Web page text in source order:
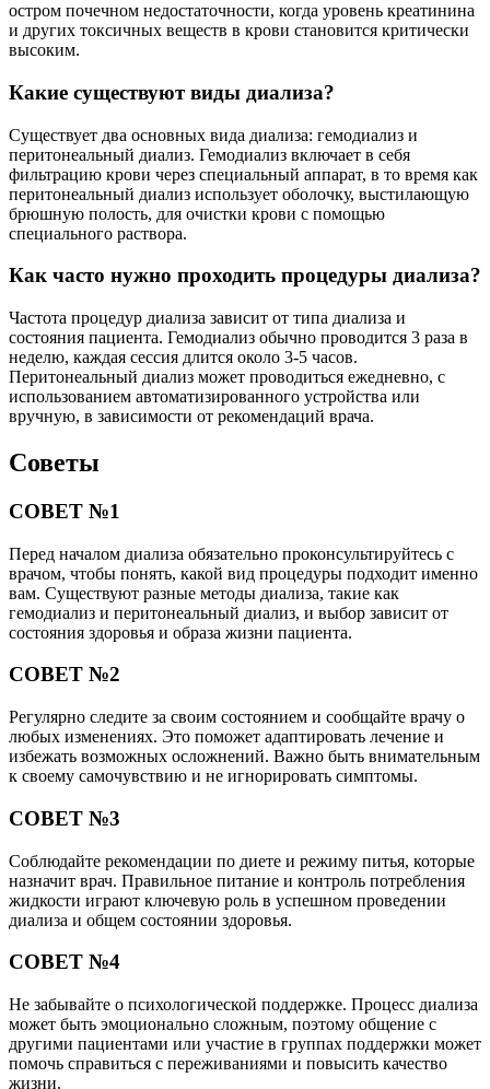
остром почечном недостаточности, когда уровень креатинина
и других токсичных веществ в крови становится критически
высоким.
Какие существуют виды диализа?
Существует два основных вида диализа: гемодиализ и
перитонеальный диализ. Гемодиализ включает в себя
фильтрацию крови через специальный аппарат, в то время как
перитонеальный диализ использует оболочку, выстилающую
брюшную полость, для очистки крови с помощью
специального раствора.
Как часто нужно проходить процедуры диализа?
Частота процедур диализа зависит от типа диализа и
состояния пациента. Гемодиализ обычно проводится 3 раза в
неделю, каждая сессия длится около 3-5 часов.
Перитонеальный диализ может проводиться ежедневно, с
использованием автоматизированного устройства или
вручную, в зависимости от рекомендаций врача.
Советы
СОВЕТ №1
Перед началом диализа обязательно проконсультируйтесь с
врачом, чтобы понять, какой вид процедуры подходит именно
вам. Существуют разные методы диализа, такие как
гемодиализ и перитонеальный диализ, и выбор зависит от
состояния здоровья и образа жизни пациента.
СОВЕТ №2
Регулярно следите за своим состоянием и сообщайте врачу о
любых изменениях. Это поможет адаптировать лечение и
избежать возможных осложнений. Важно быть внимательным
к своему самочувствию и не игнорировать симптомы.
СОВЕТ №3
Соблюдайте рекомендации по диете и режиму питья, которые
назначит врач. Правильное питание и контроль потребления
жидкости играют ключевую роль в успешном проведении
диализа и общем состоянии здоровья.
СОВЕТ №4
Не забывайте о психологической поддержке. Процесс диализа
может быть эмоционально сложным, поэтому общение с
другими пациентами или участие в группах поддержки может
помочь справиться с переживаниями и повысить качество
жизни.